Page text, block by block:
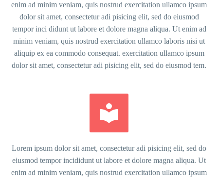
enim ad minim veniam, quis nostrud exercitation ullamco ipsum
dolor sit amet, consectetur adi pisicing elit, sed do eiusmod
tempor inci didunt ut labore et dolore magna aliqua. Ut enim ad
minim veniam, quis nostrud exercitation ullamco laboris nisi ut
aliquip ex ea commodo consequat. exercitation ullamco ipsum
dolor sit amet, consectetur adi pisicing elit, sed do eiusmod tem.


Lorem ipsum dolor sit amet, consectetur adi pisicing elit, sed do
eiusmod tempor incididunt ut labore et dolore magna aliqua. Ut
enim ad minim veniam, quis nostrud exercitation ullamco ipsum